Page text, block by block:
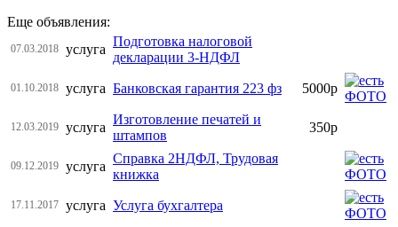
Еще объявления:
07.03.2018 услуга
Подготовка налоговой
декларации 3-НДФЛ
01.10.2018 услуга Банковская гарантия 223 фз 5000р
12.03.2019 услуга
Изготовление печатей и
штампов
350р
09.12.2019 услуга
Справка 2НДФЛ, Трудовая
книжка
17.11.2017 услуга Услуга бухгалтера